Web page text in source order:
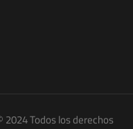
2024 Todos los derechos